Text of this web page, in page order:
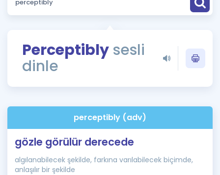
Puan Hesaplama
ÖSYM Sınav Takvimi
Kampanyalar
İngilizce Gramer
Perceptibly sesli
dinle
perceptibly (adv)
gözle görülür derecede
algılanabilecek şekilde, farkına varılabilecek biçimde,
anlaşılır bir şekilde